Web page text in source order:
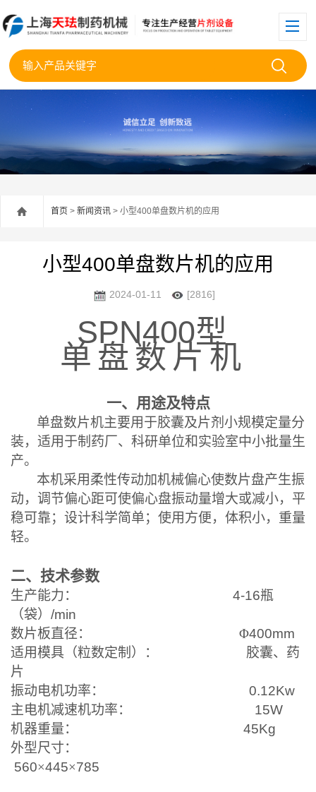
首页 > 新闻资讯 > 小型400单盘数片机的应用
小型400单盘数片机的应用
2024-01-11 [2816]
SPN400型
单 盘 数 片 机
一、用途及特点
单盘数片机主要用于胶囊及片剂小规模定量分
装，适用于制药厂、科研单位和实验室中小批量生
产。
本机采用柔性传动加机械偏心使数片盘产生振
动，调节偏心距可使偏心盘振动量增大或减小，平
稳可靠；设计科学简单；使用方便，体积小，重量
轻。
二、技术参数
生产能力： 4-16瓶
（袋） /min
数片板直径：
Φ400mm
适用模具（粒数定制）：
胶囊、药
片
振动电机功率：
0.12Kw
主电机减速机功率：
15W
机器重量：
45Kg
外型尺寸：
560×445×785